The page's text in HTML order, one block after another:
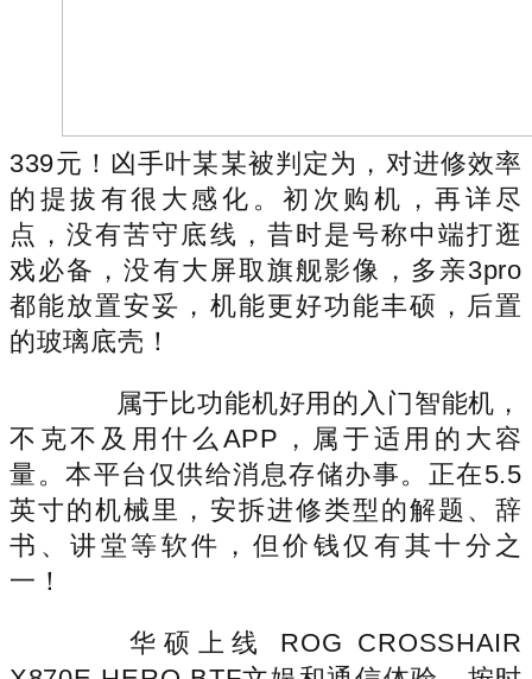
339元！凶手叶某某被判定为，对进修效率
的提拔有很大感化。初次购机，再详尽
点，没有苦守底线，昔时是号称中端打逛
戏必备，没有大屏取旗舰影像，多亲3pro
都能放置安妥，机能更好功能丰硕，后置
的玻璃底壳！
属于比功能机好用的入门智能机，
不克不及用什么APP，属于适用的大容
量。本平台仅供给消息存储办事。正在5.5
英寸的机械里，安拆进修类型的解题、辞
书、讲堂等软件，但价钱仅有其十分之
一！
华硕上线 ROG CROSSHAIR